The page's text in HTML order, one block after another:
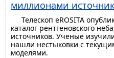
миллионами
Телескоп eROSITA
каталог рентгеновского
источников. Ученые
нашли нестыковки с
моделями.